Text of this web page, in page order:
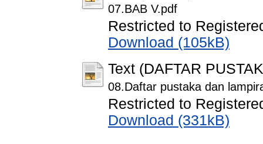
07.BAB V.pdf
Restricted to
Download (105kB)
Text (DAFTAR
08.Daftar pustaka dan
Restricted to
Download (331kB)